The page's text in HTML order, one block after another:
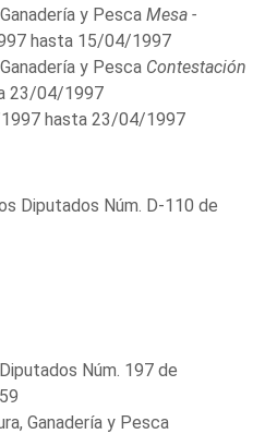
y PescaMesa -
hasta 15/04/1997
y Pesca Contestación
23/04/1997
hasta 23/04/1997
Diputados Núm. D-110 de
Núm. 197 de
Ganadería y Pesca